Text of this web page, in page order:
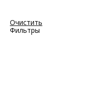
Очистить
Фильтры